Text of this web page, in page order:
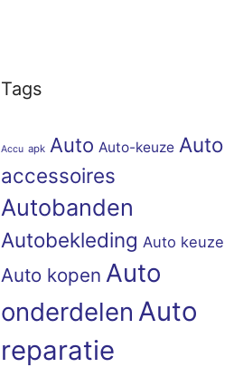
Tags
Accu apk Auto Auto-keuze Auto
accessoires
Autobanden
Autobekleding Auto keuze
Auto kopen Auto
onderdelen Auto
reparatie